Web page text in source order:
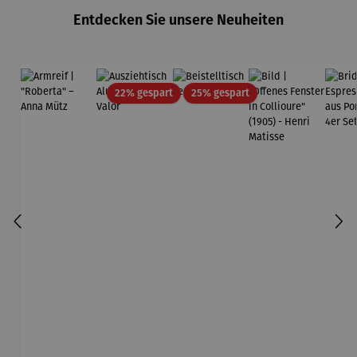
Entdecken Sie unsere Neuheiten
22% gespartRabatt25% gespartRabatt